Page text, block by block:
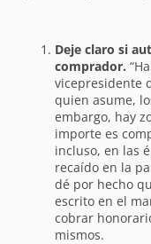
Deje claro si
comprador.
vicepresidente
quien asume,
embargo, hay
importe es
incluso, en las
recaído en la
dé por hecho
escrito en el
cobrar
mismos.